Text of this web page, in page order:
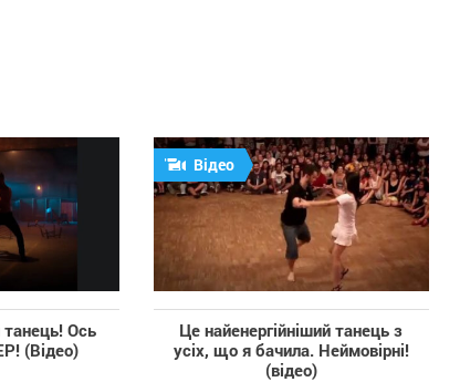
Ось
(Відео)
Відео
Це найенергійніший танець з
усіх, що я бачила. Неймовірні!
(відео)